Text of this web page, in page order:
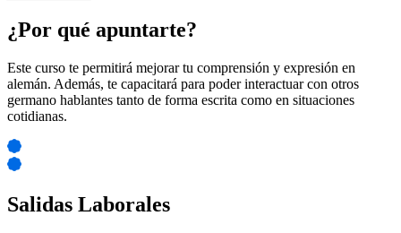
¿Por qué apuntarte?
Este curso te permitirá mejorar tu comprensión y expresión en
alemán. Además, te capacitará para poder interactuar con otros
germano hablantes tanto de forma escrita como en situaciones
cotidianas.
Salidas Laborales